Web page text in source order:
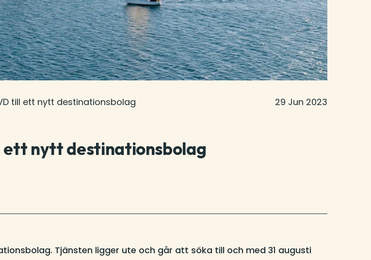
till ett nytt destinationsbolag 29 Jun 2023
ett nytt destinationsbolag
Tjänsten ligger ute och går att söka till och med 31 augusti